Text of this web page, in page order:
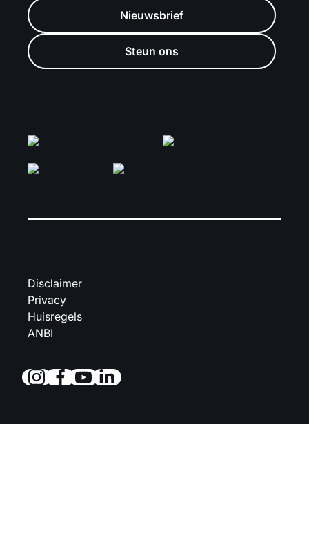
Nieuwsbrief
Steun ons
Disclaimer
Privacy
Huisregels
ANBI